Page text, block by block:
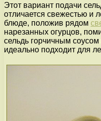
Этот вариант подачи
отличается свежестью и
блюде, положив рядом
нарезанных огурцов,
сельдь горчичным
идеально подходит для